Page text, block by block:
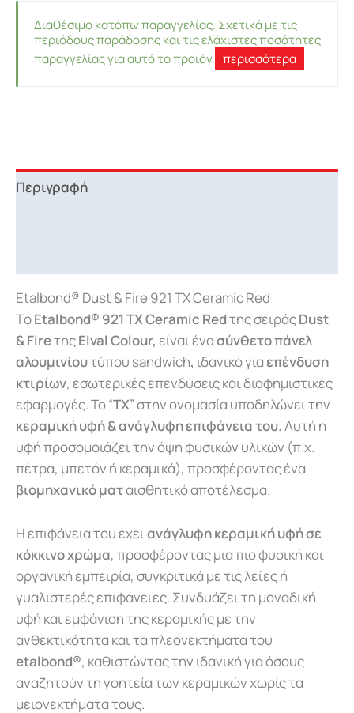
Διαθέσιμο κατόπιν παραγγελίας. Σχετικά με τις
περιόδους παράδοσης και τις ελάχιστες ποσότητες
παραγγελίας για αυτό το προϊόν
περισσότερα
Περιγραφή
Etalbond® Dust & Fire 921 TX Ceramic Red
ΤoEtalbond® 921 TX Ceramic Redτης σειράςDust
& FireτηςElval Colour, είναι ένασύνθετο πάνελ
αλουμινίουτύπου sandwich, ιδανικό γιαεπένδυση
κτιρίων, εσωτερικές επενδύσεις και διαφημιστικές
εφαρμογές. Το “TX” στην ονομασία υποδηλώνει την
κεραμική υφή & ανάγλυφη επιφάνεια του.Αυτή η
υφή προσομοιάζει την όψη φυσικών υλικών (π.χ.
πέτρα, μπετόν ή κεραμικά), προσφέροντας ένα
βιομηχανικό ματαισθητικό αποτέλεσμα.
Η επιφάνεια του έχει ανάγλυφη κεραμική υφή σε
κόκκινο χρώμα, προσφέροντας μια πιο φυσική και
οργανική εμπειρία, συγκριτικά με τις λείες ή
γυαλιστερές επιφάνειες. Συνδυάζει τη μοναδική
υφή και εμφάνιση της κεραμικής με την
ανθεκτικότητα και τα πλεονεκτήματα του
etalbond®, καθιστώντας την ιδανική για όσους
αναζητούν τη γοητεία των κεραμικών χωρίς τα
μειονεκτήματα τους.